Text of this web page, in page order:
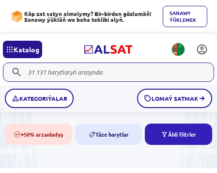
Köp zat satyn almalymy? Bir-birden gözlemäň!
Sanawy ýükläň we baha teklibi alyň.
SANAWY
ÝÜKLEMEK
Katalog
KATEGORIÝALAR LOMAÝ SATMAK
50% +50% arzanladyş NEW Täze harytlar Ähli filtrler